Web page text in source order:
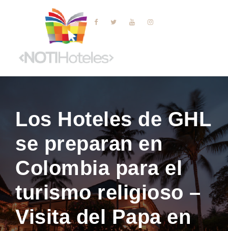
Los Hoteles de GHL
se preparan en
Colombia para el
turismo religioso –
Visita del Papa en